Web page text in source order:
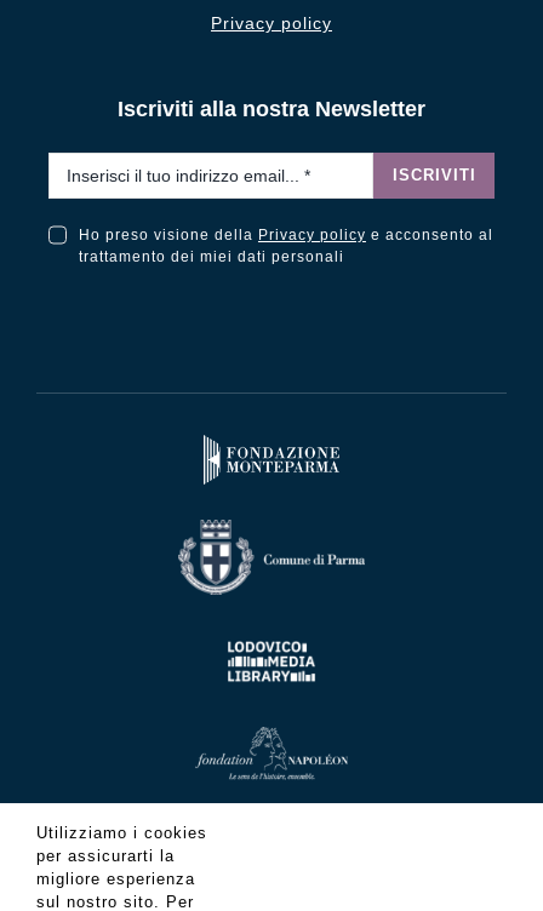
Privacy policy
Iscriviti alla nostra Newsletter
ISCRIVITI
Ho preso visione della Privacy policy e acconsento al
trattamento dei miei dati personali
Utilizziamo i cookies
per assicurarti la
migliore esperienza
sul nostro sito. Per